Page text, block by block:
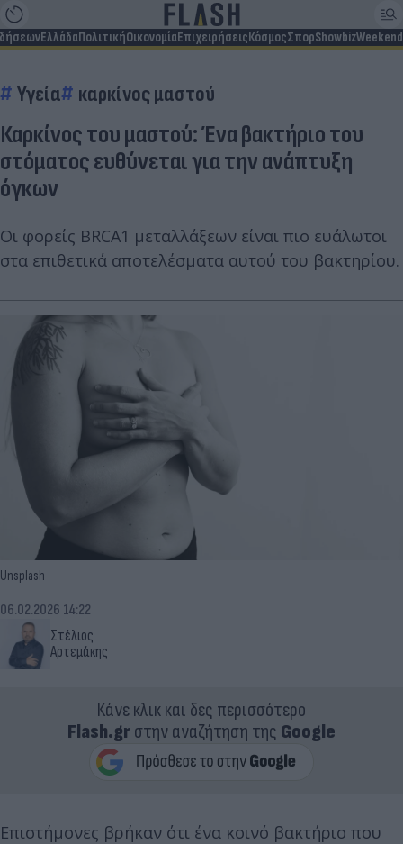
ΕλλάδαΠολιτικήΟικονομίαΕπιχειρήσειςΚόσμοςΣπορShowbizWeekend
Υγεία καρκίνος μαστού
Καρκίνος του μαστού: Ένα βακτήριο του
στόματος ευθύνεται για την ανάπτυξη
όγκων
Οι φορείς BRCA1 μεταλλάξεων είναι πιο ευάλωτοι
στα επιθετικά αποτελέσματα αυτού του βακτηρίου.
Unsplash
Στέλιος
Αρτεμάκης
06.02.2026 14:22
Κάνε κλικ και δες περισσότερο
Flash.grστην αναζήτηση της Google
Επιστήμονες βρήκαν ότι ένα κοινό βακτήριο που